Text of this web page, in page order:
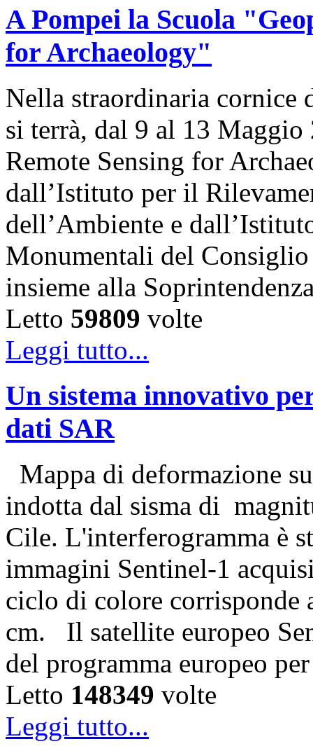
A Pompei la Scuola
for Archaeology"
Nella straordinaria cornice
si terrà, dal 9 al 13
Remote Sensing for
dall’Istituto per il
dell’Ambiente e
Monumentali del
insieme alla
Letto 59809 volte
Leggi tutto...
Un sistema innovativo
dati SAR
Mappa di deformazione
indotta dal sisma di
Cile. L'interferogramma è
immagini Sentinel-1
ciclo di colore corrisponde
cm. Il satellite europeo
del programma europeo
Letto 148349 volte
Leggi tutto...